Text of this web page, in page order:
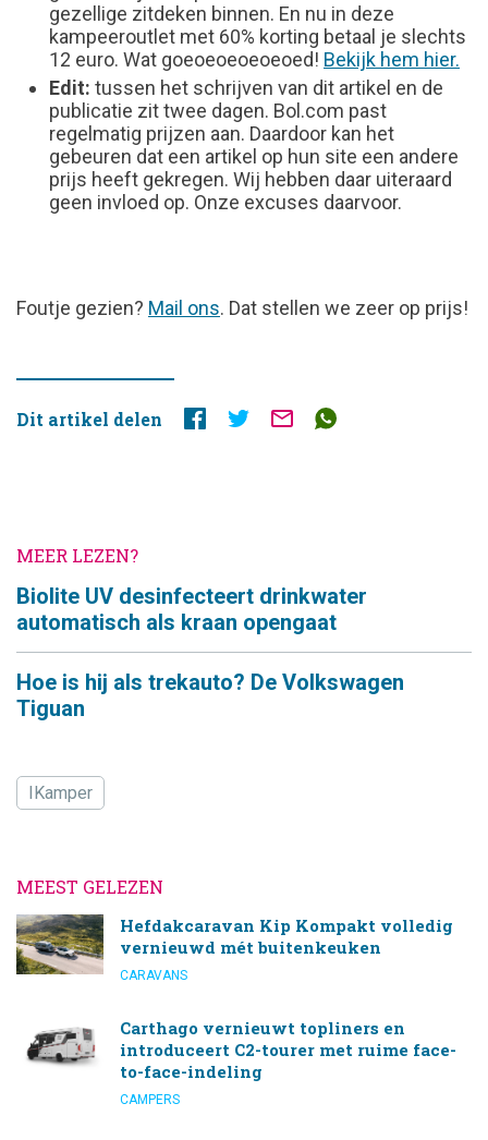
gezellige zitdeken binnen. En nu in deze
kampeeroutlet met 60% korting betaal je slechts
12 euro. Wat goeoeoeoeoeoed! Bekijk hem hier.
Edit: tussen het schrijven van dit artikel en de
publicatie zit twee dagen. Bol.com past
regelmatig prijzen aan. Daardoor kan het
gebeuren dat een artikel op hun site een andere
prijs heeft gekregen. Wij hebben daar uiteraard
geen invloed op. Onze excuses daarvoor.
FOUTJE
Foutje gezien? Mail ons. Dat stellen we zeer op prijs!
Dit artikel delen
MEER LEZEN?
Biolite UV desinfecteert drinkwater
automatisch als kraan opengaat
Hoe is hij als trekauto? De Volkswagen
Tiguan
IKamper
MEEST GELEZEN
Hefdakcaravan Kip Kompakt volledig
vernieuwd mét buitenkeuken
CARAVANS
Carthago vernieuwt topliners en
introduceert C2-tourer met ruime face-
to-face-indeling
CAMPERS